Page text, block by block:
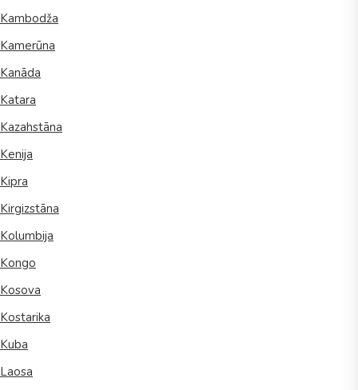
Kambodža
Kamerūna
Kanāda
Katara
Kazahstāna
Kenija
Kipra
Kirgizstāna
Kolumbija
Kongo
Kosova
Kostarika
Kuba
Laosa